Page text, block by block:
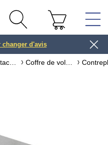
ou 4x d'avis